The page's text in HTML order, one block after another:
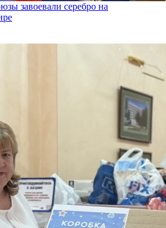
завоевали серебро на